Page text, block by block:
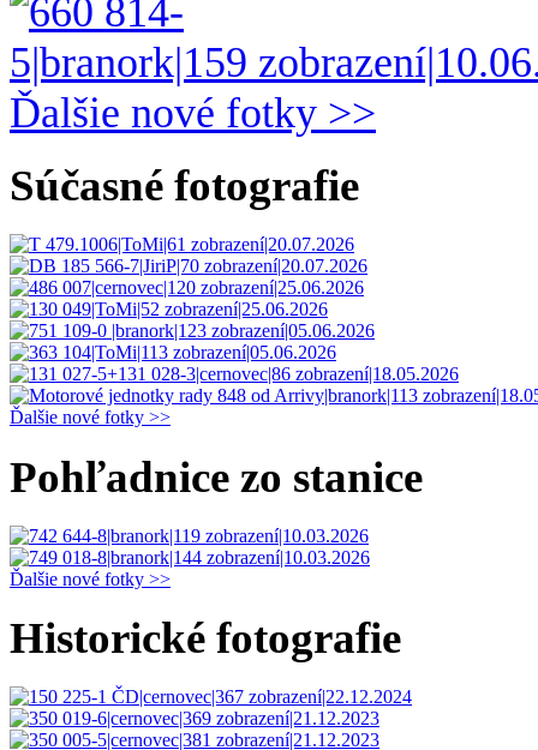
Ďalšie nové fotky >>
Súčasné fotografie
Ďalšie nové fotky >>
Pohľadnice zo stanice
Ďalšie nové fotky >>
Historické fotografie